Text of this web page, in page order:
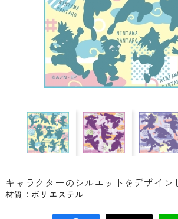
キャラクターのシルエットをデザイン
材質：ポリエステル